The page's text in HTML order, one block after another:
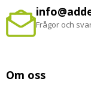
Frågor och
Om oss